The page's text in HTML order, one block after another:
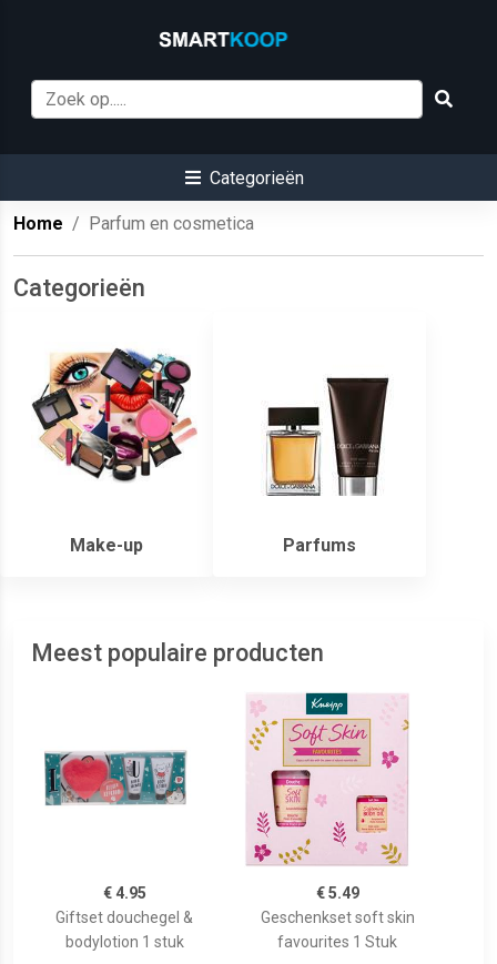
Categorieën
Home Parfum en cosmetica
Categorieën
Make-up Parfums
Meest populaire producten
€ 4.95
Giftset douchegel &
bodylotion 1 stuk
€ 5.49
Geschenkset soft skin
favourites 1 Stuk